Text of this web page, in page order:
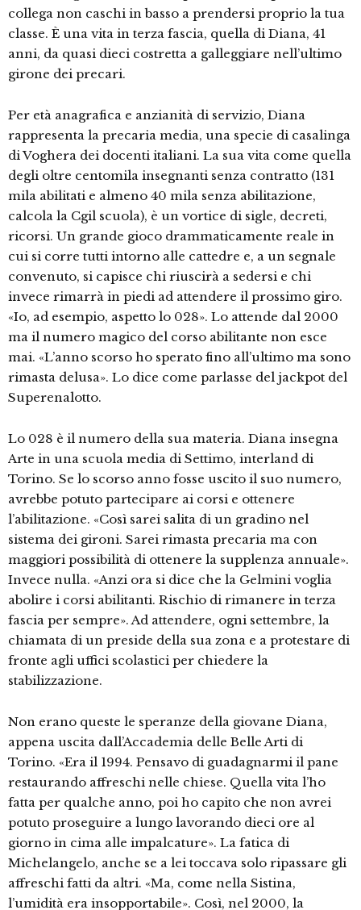
collega non caschi in basso a prendersi proprio la tua
classe. È una vita in terza fascia, quella di Diana, 41
anni, da quasi dieci costretta a galleggiare nell’ultimo
girone dei precari.
Per età anagrafica e anzianità di servizio, Diana
rappresenta la precaria media, una specie di casalinga
di Voghera dei docenti italiani. La sua vita come quella
degli oltre centomila insegnanti senza contratto (131
mila abilitati e almeno 40 mila senza abilitazione,
calcola la Cgil scuola), è un vortice di sigle, decreti,
ricorsi. Un grande gioco drammaticamente reale in
cui si corre tutti intorno alle cattedre e, a un segnale
convenuto, si capisce chi riuscirà a sedersi e chi
invece rimarrà in piedi ad attendere il prossimo giro.
«Io, ad esempio, aspetto lo 028». Lo attende dal 2000
ma il numero magico del corso abilitante non esce
mai. «L’anno scorso ho sperato fino all’ultimo ma sono
rimasta delusa». Lo dice come parlasse del jackpot del
Superenalotto.
Lo 028 è il numero della sua materia. Diana insegna
Arte in una scuola media di Settimo, interland di
Torino. Se lo scorso anno fosse uscito il suo numero,
avrebbe potuto partecipare ai corsi e ottenere
l’abilitazione. «Così sarei salita di un gradino nel
sistema dei gironi. Sarei rimasta precaria ma con
maggiori possibilità di ottenere la supplenza annuale».
Invece nulla. «Anzi ora si dice che la Gelmini voglia
abolire i corsi abilitanti. Rischio di rimanere in terza
fascia per sempre». Ad attendere, ogni settembre, la
chiamata di un preside della sua zona e a protestare di
fronte agli uffici scolastici per chiedere la
stabilizzazione.
Non erano queste le speranze della giovane Diana,
appena uscita dall’Accademia delle Belle Arti di
Torino. «Era il 1994. Pensavo di guadagnarmi il pane
restaurando affreschi nelle chiese. Quella vita l’ho
fatta per qualche anno, poi ho capito che non avrei
potuto proseguire a lungo lavorando dieci ore al
giorno in cima alle impalcature». La fatica di
Michelangelo, anche se a lei toccava solo ripassare gli
affreschi fatti da altri. «Ma, come nella Sistina,
l’umidità era insopportabile». Così, nel 2000, la